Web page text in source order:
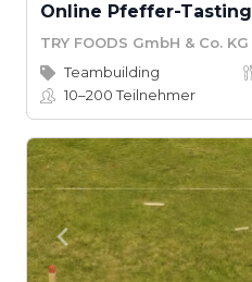
Online Pfeffer-Tasting
TRY FOODS GmbH & Co. KG
Teambuilding
10–200Teilnehmer